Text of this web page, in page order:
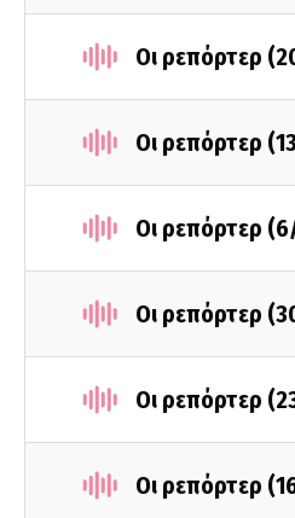
Οι ρεπόρτερ
Οι ρεπόρτερ
Οι ρεπόρτερ
Οι ρεπόρτερ
Οι ρεπόρτερ
Οι ρεπόρτερ